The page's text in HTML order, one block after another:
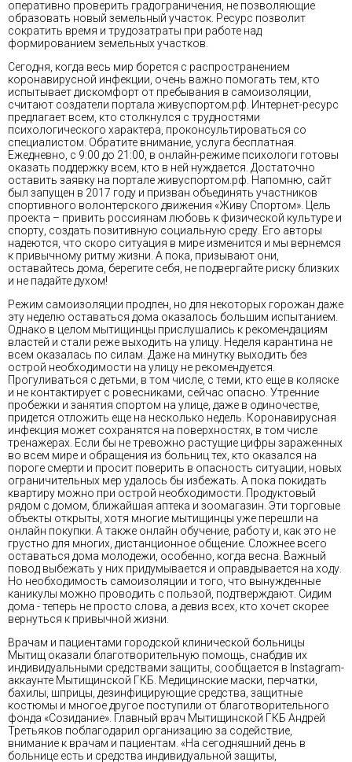
оперативно проверить градограничения, не позволяющие
образовать новый земельный участок. Ресурс позволит
сократить время и трудозатраты при работе над
формированием земельных участков.
Сегодня, когда весь мир борется с распространением
коронавирусной инфекции, очень важно помогать тем, кто
испытывает дискомфорт от пребывания в самоизоляции,
считают создатели портала живуспортом.рф. Интернет-ресурс
предлагает всем, кто столкнулся с трудностями
психологического характера, проконсультироваться со
специалистом. Обратите внимание, услуга бесплатная.
Ежедневно, с 9:00 до 21:00, в онлайн-режиме психологи готовы
оказать поддержку всем, кто в ней нуждается. Достаточно
оставить заявку на портале живуспортом.рф. Напомню, сайт
был запущен в 2017 году и призван объединять участников
спортивного волонтерского движения «Живу Спортом». Цель
проекта – привить россиянам любовь к физической культуре и
спорту, создать позитивную социальную среду. Его авторы
надеются, что скоро ситуация в мире изменится и мы вернемся
к привычному ритму жизни. А пока, призывают они,
оставайтесь дома, берегите себя, не подвергайте риску близких
и не падайте духом!
Режим самоизоляции продлен, но для некоторых горожан даже
эту неделю оставаться дома оказалось большим испытанием.
Однако в целом мытищинцы прислушались к рекомендациям
властей и стали реже выходить на улицу. Неделя карантина не
всем оказалась по силам. Даже на минутку выходить без
острой необходимости на улицу не рекомендуется.
Прогуливаться с детьми, в том числе, с теми, кто еще в коляске
и не контактирует с ровесниками, сейчас опасно. Утренние
пробежки и занятия спортом на улице, даже в одиночестве,
придется отложить еще на несколько недель. Коронавирусная
инфекция может сохранятся на поверхностях, в том числе
тренажерах. Если бы не тревожно растущие цифры зараженных
во всем мире и обращения из больниц тех, кто оказался на
пороге смерти и просит поверить в опасность ситуации, новых
ограничительных мер удалось бы избежать. А пока покидать
квартиру можно при острой необходимости. Продуктовый
рядом с домом, ближайшая аптека и зоомагазин. Эти торговые
объекты открыты, хотя многие мытищинцы уже перешли на
онлайн покупки. А также онлайн обучение, работу и, как это не
грустно для многих, дистанционное общение. Сложнее всего
оставаться дома молодежи, особенно, когда весна. Важный
повод выбежать у них придумывается и оправдывается на ходу.
Но необходимость самоизоляции и того, что вынужденные
каникулы можно проводить с пользой, подтверждают. Сидим
дома - теперь не просто слова, а девиз всех, кто хочет скорее
вернуться к привычной жизни.
Врачам и пациентами городской клинической больницы
Мытищ оказали благотворительную помощь, снабдив их
индивидуальными средствами защиты, сообщается в Instagram-
аккаунте Мытищинской ГКБ. Медицинские маски, перчатки,
бахилы, шприцы, дезинфицирующие средства, защитные
костюмы и многое другое поступили от благотворительного
фонда «Созидание». Главный врач Мытищинской ГКБ Андрей
Третьяков поблагодарил организацию за содействие,
внимание к врачам и пациентам. «На сегодняшний день в
больнице есть и средства индивидуальной защиты,